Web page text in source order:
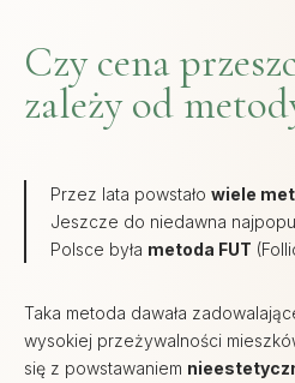
Czy cena
zależy od
Przez lata powstało wiele
Jeszcze do niedawna
Polsce była metoda FUT
Taka metoda dawała
wysokiej przeżywalności
się z powstawaniem